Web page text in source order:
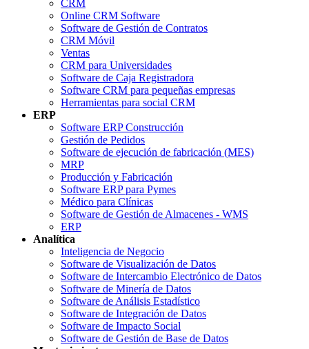
CRM
Online CRM Software
Software de Gestión de Contratos
CRM Móvil
Ventas
CRM para Universidades
Software de Caja Registradora
Software CRM para pequeñas empresas
Herramientas para social CRM
ERP
Software ERP Construcción
Gestión de Pedidos
Software de ejecución de fabricación (MES)
MRP
Producción y Fabricación
Software ERP para Pymes
Médico para Clínicas
Software de Gestión de Almacenes - WMS
ERP
Analítica
Inteligencia de Negocio
Software de Visualización de Datos
Software de Intercambio Electrónico de Datos
Software de Minería de Datos
Software de Análisis Estadístico
Software de Integración de Datos
Software de Impacto Social
Software de Gestión de Base de Datos